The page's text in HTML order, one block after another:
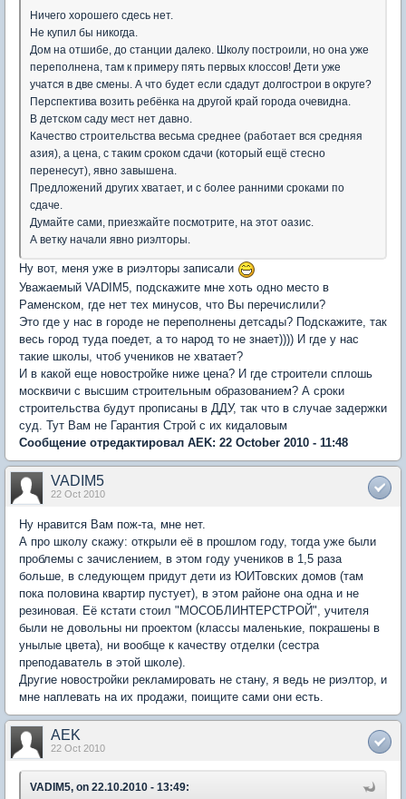
Ничего хорошего сдесь нет.
Не купил бы никогда.
Дом на отшибе, до станции далеко. Школу построили, но она уже
переполнена, там к примеру пять первых клоссов! Дети уже
учатся в две смены. А что будет если сдадут долгострои в округе?
Перспектива возить ребёнка на другой край города очевидна.
В детском саду мест нет давно.
Качество строительства весьма среднее (работает вся средняя
азия), а цена, с таким сроком сдачи (который ещё стесно
перенесут), явно завышена.
Предложений других хватает, и с более ранними сроками по
сдаче.
Думайте сами, приезжайте посмотрите, на этот оазис.
А ветку начали явно риэлторы.
Ну вот, меня уже в риэлторы записали
Уважаемый VADIM5, подскажите мне хоть одно место в
Раменском, где нет тех минусов, что Вы перечислили?
Это где у нас в городе не переполнены детсады? Подскажите, так
весь город туда поедет, а то народ то не знает)))) И где у нас
такие школы, чтоб учеников не хватает?
И в какой еще новостройке ниже цена? И где строители сплошь
москвичи с высшим строительным образованием? А сроки
строительства будут прописаны в ДДУ, так что в случае задержки
суд. Тут Вам не Гарантия Строй с их кидаловым
Сообщение отредактировал AEK: 22 October 2010 - 11:48
VADIM5
22 Oct 2010
Ну нравится Вам пож-та, мне нет.
А про школу скажу: открыли её в прошлом году, тогда уже были
проблемы с зачислением, в этом году учеников в 1,5 раза
больше, в следующем придут дети из ЮИТовских домов (там
пока половина квартир пустует), в этом районе она одна и не
резиновая. Её кстати стоил "МОСОБЛИНТЕРСТРОЙ", учителя
были не довольны ни проектом (классы маленькие, покрашены в
унылые цвета), ни вообще к качеству отделки (сестра
преподаватель в этой школе).
Другие новостройки рекламировать не стану, я ведь не риэлтор, и
мне наплевать на их продажи, поищите сами они есть.
AEK
22 Oct 2010
VADIM5, on 22.10.2010 - 13:49: